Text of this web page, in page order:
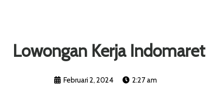
Lowongan Kerja Indomaret
Februari 2, 2024 2:27 am